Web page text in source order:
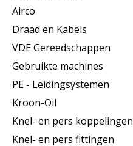
Airco
Draad en Kabels
VDE Gereedschappen
Gebruikte machines
PE - Leidingsystemen
Kroon-Oil
Knel- en pers koppelingen
Knel- en pers fittingen